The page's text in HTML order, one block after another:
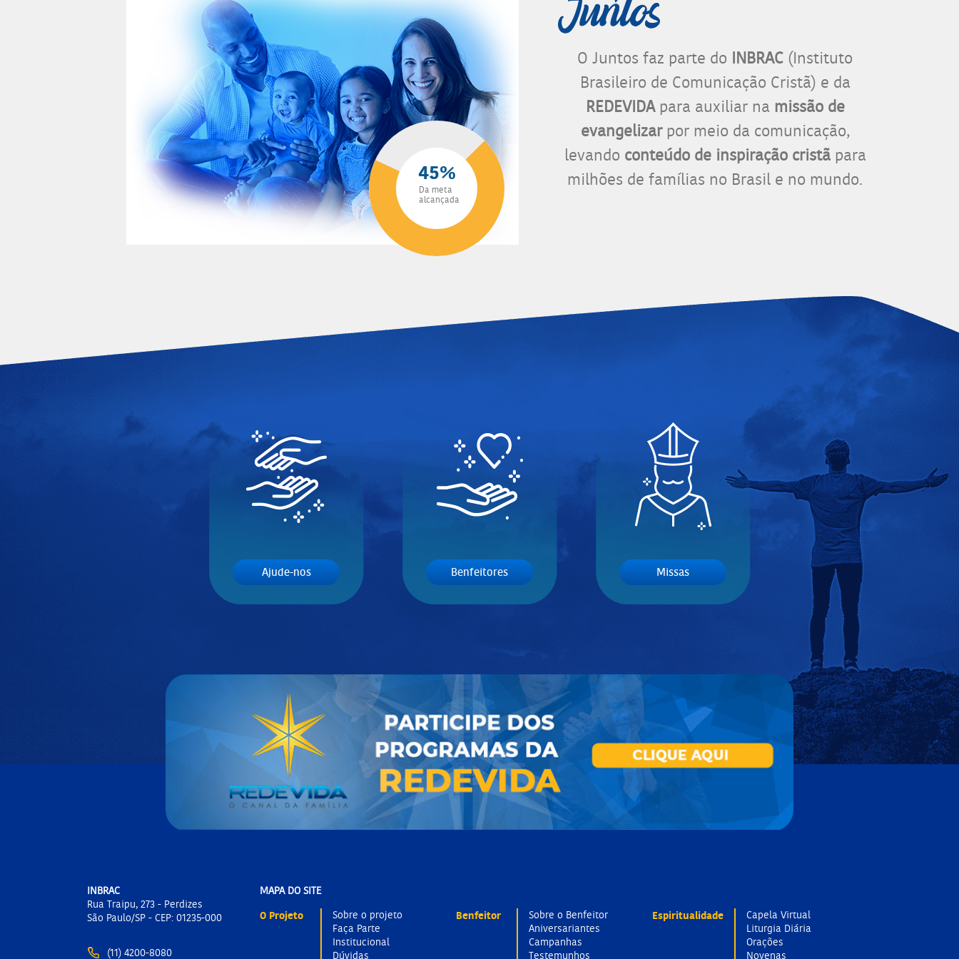
45%
Da meta
alcançada
O Juntos faz parte do INBRAC (Instituto
Brasileiro de Comunicação Cristã) e da
REDEVIDA para auxiliar na missão de
evangelizarpor meio da comunicação,
levando conteúdo de inspiração cristãpara
milhões de famílias no Brasil e no mundo.
Ajude-nos Benfeitores Missas
INBRAC
Rua Traipu, 273 - Perdizes
São Paulo/SP - CEP: 01235-000
(11) 4200-8080
MAPA DO SITE
O Projeto
Sobre o projeto
Faça Parte
Institucional
Dúvidas
Benfeitor
Sobre o Benfeitor
Aniversariantes
Campanhas
Testemunhos
Espiritualidade
Capela Virtual
Liturgia Diária
Orações
Novenas